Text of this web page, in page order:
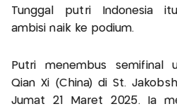
Tunggal putri Indonesia
ambisi naik ke podium.
Putri menembus semifinal
Qian Xi (China) di St.
Jumat 21 Maret 2025. Ia